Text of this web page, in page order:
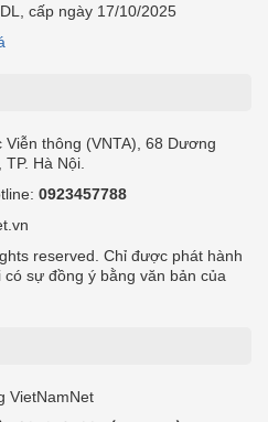
cấp ngày 17/10/2025
thông (VNTA), 68 Dương
Hà Nội.
0923457788
reserved. Chỉ được phát hành
sự đồng ý bằng văn bản của
VietNamNet